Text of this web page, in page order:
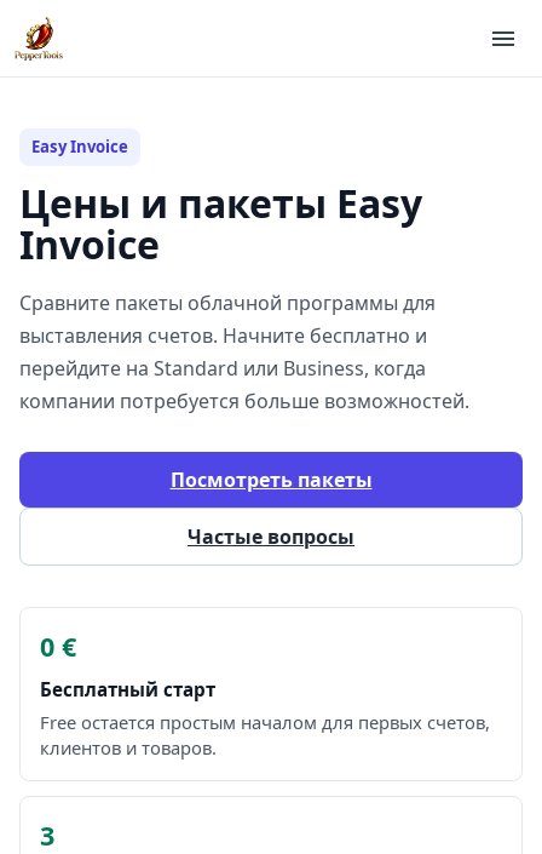
Easy Invoice
Цены и пакеты Easy
Invoice
Сравните пакеты облачной программы для
выставления счетов. Начните бесплатно и
перейдите на Standard или Business, когда
компании потребуется больше возможностей.
Посмотреть пакеты
Частые вопросы
0 €
Бесплатный старт
Free остается простым началом для первых счетов,
клиентов и товаров.
3